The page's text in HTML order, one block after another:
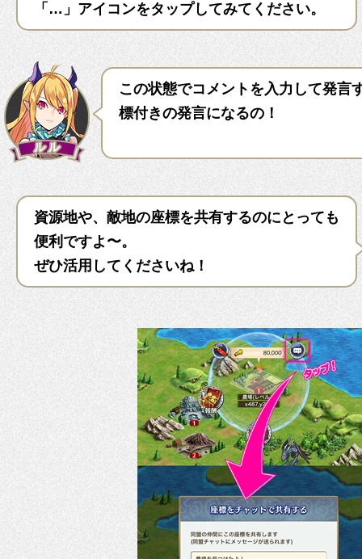
「…」アイコンをタップしてみてください。
この状態でコメントを入力して発言
標付きの発言になるの！
資源地や、敵地の座標を共有するのにとっても
便利ですよ〜。
ぜひ活用してくださいね！